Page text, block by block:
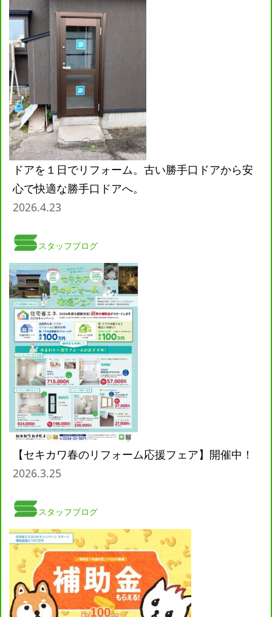
ドアを１日でリフォーム。古い勝手口ドアから安
心で快適な勝手口ドアへ。
2026.4.23
スタッフブログ
【セキカワ春のリフォーム応援フェア】開催中！
2026.3.25
スタッフブログ